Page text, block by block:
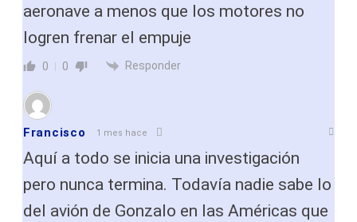
aeronave a menos que los motores no
logren frenar el empuje
0 0 Responder
Francisco 1 mes hace
Aquí a todo se inicia una investigación
pero nunca termina. Todavía nadie sabe lo
del avión de Gonzalo en las Américas que